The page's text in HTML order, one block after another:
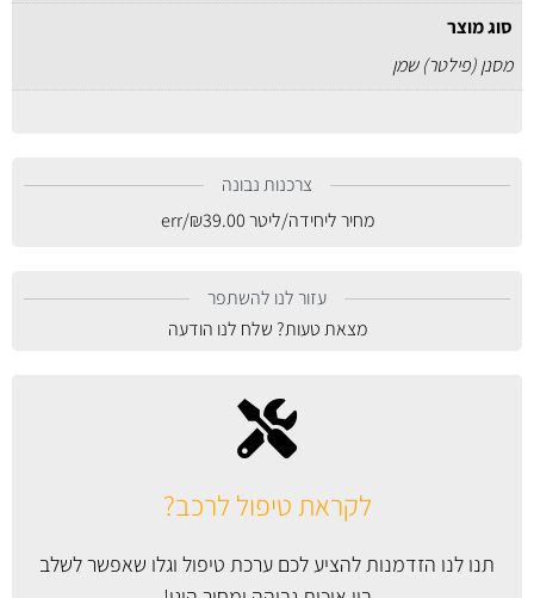
לקראת טיפול לרכב?
תנו לנו הזדמנות להציע לכם ערכת טיפול וגלו שאפשר לשלב
סוג מוצר
מסנן (פילטר) שמן
צרכנות נבונה
מחיר ליחידה/ליטר
₪39.00
/err
עזור לנו להשתפר
מצאת טעות? שלח לנו הודעה